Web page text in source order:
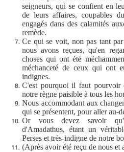
seigneurs, qui se confient en
de leurs affaires, coupables
engagés dans des calamités
remède.
Ce qui se voit, non pas tant
nous avons reçues, qu'en
choses qui ont été
méchanceté de ceux qui ont
indignes.
C'est pourquoi il faut pourvoir
notre règne paisible à tous les
Nous accommodant aux
qui se présentent, pour aller au-
Or vous devez savoir
d'Amadathus, étant un
Perses et très-indigne de notre
(Après avoir été reçu de nous et